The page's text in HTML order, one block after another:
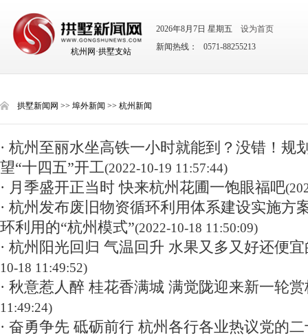
杭州网·拱墅支站
2026年8月7日 星期五
设为首页
新闻热线： 0571-88255213
拱墅新闻网 >> 埠外新闻 >> 杭州新闻
· 杭州至丽水坐高铁一小时就能到？没错！规
望“十四五”开工(2022-10-19 11:57:44)
· 月季盛开正当时 快来杭州花圃一饱眼福吧
· 杭州发布废旧物资循环利用体系建设实施方
环利用的“杭州模式”(2022-10-18 11:50:09)
· 杭州阳光回归 气温回升 水果又多又好还便
10-18 11:49:52)
· 秋意惹人醉 桂花香满城 满觉陇迎来新一轮
11:49:24)
· 奋勇争先 砥砺前行 杭州各行各业热议党的